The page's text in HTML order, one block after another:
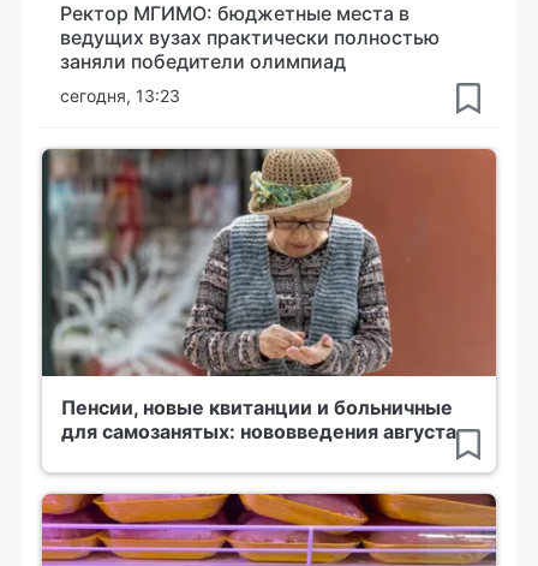
Ректор МГИМО: бюджетные места в
ведущих вузах практически полностью
заняли победители олимпиад
сегодня, 13:23
Пенсии, новые квитанции и больничные
для самозанятых: нововведения августа